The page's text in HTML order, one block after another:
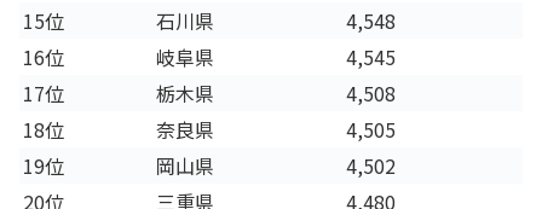
15位
石川県
4,548
16位
岐阜県
4,545
17位
栃木県
4,508
18位
奈良県
4,505
19位
岡山県
4,502
20位
三重県 4,480